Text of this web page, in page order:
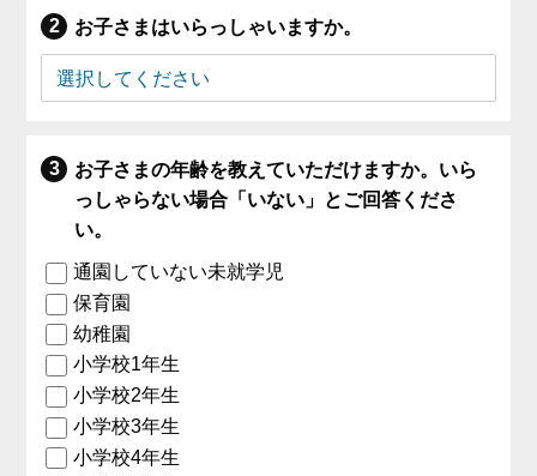
お子さまはいらっしゃいますか。
お子さまの年齢を教えていただけますか。いら
っしゃらない場合「いない」とご回答くださ
い。
通園していない未就学児
保育園
幼稚園
小学校1年生
小学校2年生
小学校3年生
小学校4年生